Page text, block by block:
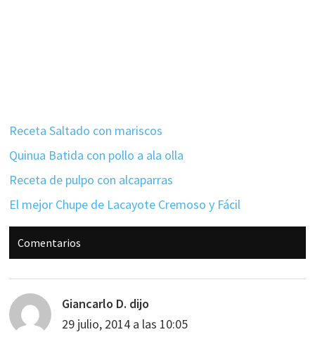
Receta Saltado con mariscos
Quinua Batida con pollo a ala olla
Receta de pulpo con alcaparras
El mejor Chupe de Lacayote Cremoso y Fácil
Interacciones
con
los
lectores
Comentarios
Giancarlo D. dijo
29 julio, 2014 a las 10:05